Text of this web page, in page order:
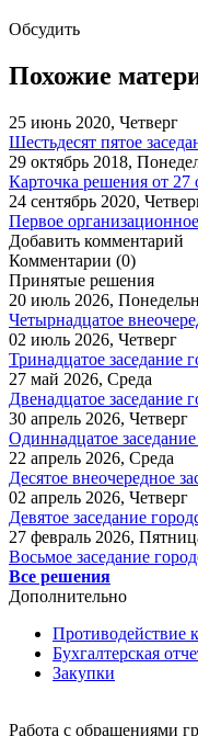
Обсудить
Похожие
25 июнь 2020, Четверг
Шестьдесят пятое
29 октябрь 2018,
Карточка решения от 27
24 сентябрь 2020,
Первое
Добавить комментарий
Комментарии (0)
Принятые решения
20 июль 2026,
Четырнадцатое
02 июль 2026, Четверг
Тринадцатое заседание
27 май 2026, Среда
Двенадцатое заседание
30 апрель 2026, Четверг
Одиннадцатое
22 апрель 2026, Среда
Десятое внеочередное
02 апрель 2026, Четверг
Девятое заседание
27 февраль 2026,
Восьмое заседание
Все решения
Дополнительно
Противодействие
Бухгалтерская
Закупки
Работа с обращениями